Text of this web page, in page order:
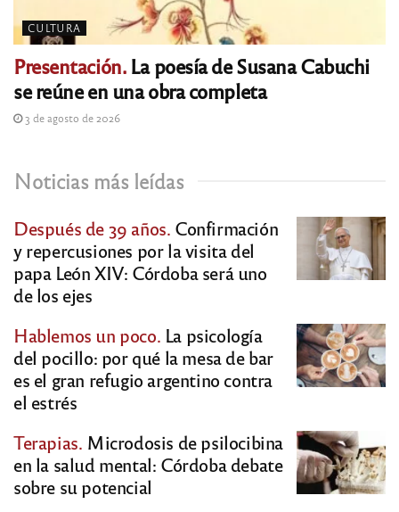
CULTURA
Presentación.La poesía de Susana Cabuchi
se reúne en una obra completa
3 de agosto de 2026
Noticias más leídas
Después de 39 años. Confirmación
y repercusiones por la visita del
papa León XIV: Córdoba será uno
de los ejes
Hablemos un poco. La psicología
del pocillo: por qué la mesa de bar
es el gran refugio argentino contra
el estrés
Terapias. Microdosis de psilocibina
en la salud mental: Córdoba debate
sobre su potencial